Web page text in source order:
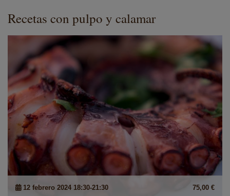
Recetas con pulpo y calamar
12 febrero 2024 18:30-21:30
75,00 €